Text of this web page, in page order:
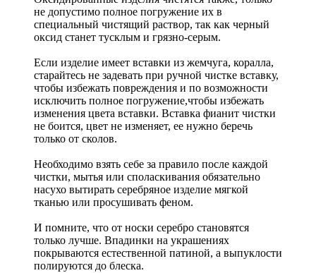
не допустимо полное погружение их в
специальный чистящий раствор, так как черный
оксид станет тусклым и грязно-серым.
Если изделие имеет вставки из жемчуга, коралла,
старайтесь не задевать при ручной чистке вставку,
чтобы избежать повреждения и по возможности
исключить полное погружение,чтобы избежать
изменения цвета вставки. Вставка фианит чистки
не боится, цвет не изменяет, ее нужно беречь
только от сколов.
Необходимо взять себе за правило после каждой
чистки, мытья или споласкивания обязательно
насухо вытирать серебряное изделие мягкой
тканью или просушивать феном.
И помните, что от носки серебро становятся
только лучше. Впадинки на украшениях
покрываются естественной патиной, а выпуклости
полируются до блеска.